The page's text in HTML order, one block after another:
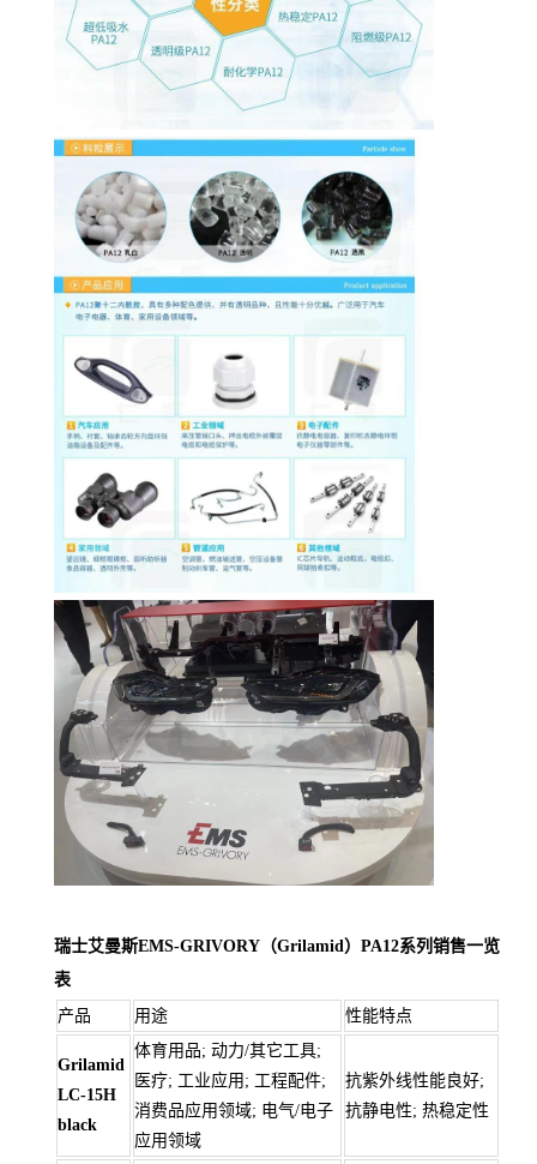
瑞士艾曼斯EMS-GRIVORY（Grilamid）PA12系列销售一览
表
产品
用途 性能特点
Grilamid
LC-15H
black
体育用品; 动力/其它工具;
医疗; 工业应用; 工程配件;
消费品应用领域; 电气/电子
应用领域
抗紫外线性能良好;
抗静电性; 热稳定性